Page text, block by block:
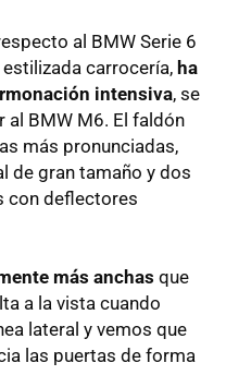
al BMW Serie 6
carrocería, ha
intensiva, se
al BMW M6. El faldón
más pronunciadas,
de gran tamaño y dos
con deflectores
más anchas que
a la vista cuando
lateral y vemos que
las puertas de forma